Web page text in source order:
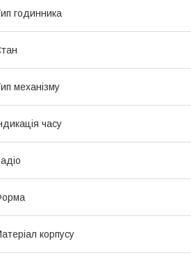
годинника
механізму
часу
корпусу